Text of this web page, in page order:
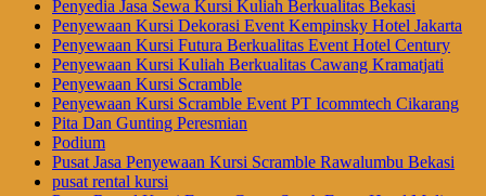
Penyedia Jasa Sewa Kursi Kuliah Berkualitas Bekasi
Penyewaan Kursi Dekorasi Event Kempinsky Hotel Jakarta
Penyewaan Kursi Futura Berkualitas Event Hotel Century
Penyewaan Kursi Kuliah Berkualitas Cawang Kramatjati
Penyewaan Kursi Scramble
Penyewaan Kursi Scramble Event PT Icommtech Cikarang
Pita Dan Gunting Peresmian
Podium
Pusat Jasa Penyewaan Kursi Scramble Rawalumbu Bekasi
pusat rental kursi